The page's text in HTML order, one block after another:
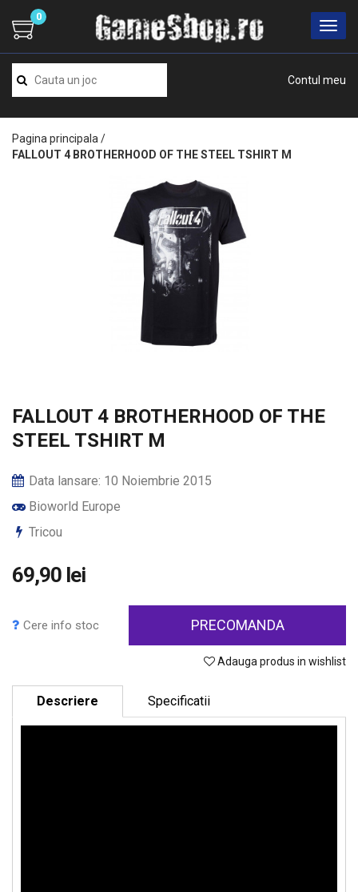
Contul meu
0
Pagina principala /
FALLOUT 4 BROTHERHOOD OF THE STEEL TSHIRT M
FALLOUT 4 BROTHERHOOD OF THE
STEEL TSHIRT M
Data lansare: 10 Noiembrie 2015
Bioworld Europe
Tricou
69,90 lei
Cere info stoc PRECOMANDA
Adauga produs in wishlist
Descriere Specificatii